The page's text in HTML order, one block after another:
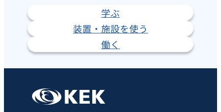
学ぶ
装置・施設を使う
働く